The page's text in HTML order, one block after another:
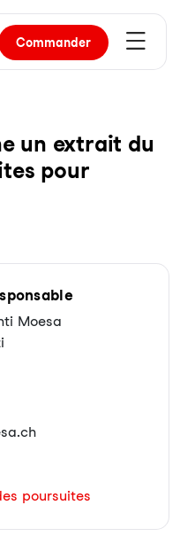
Commander
un ex­trait du
pour
Moesa
poursuites